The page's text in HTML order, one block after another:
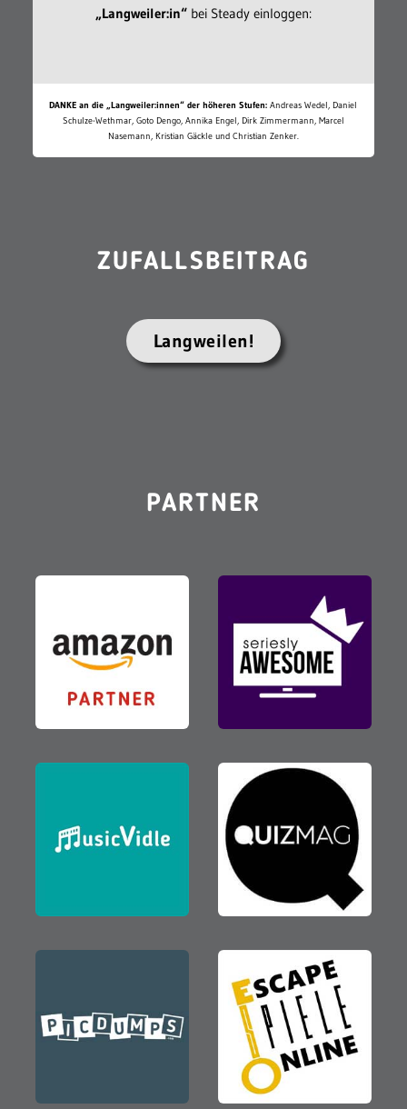
„Langweiler:in“bei Steady einloggen:
DANKE an die „Langweiler:innen“ der höheren Stufen: Andreas Wedel, Daniel
Schulze-Wethmar, Goto Dengo, Annika Engel, Dirk Zimmermann, Marcel
Nasemann, Kristian Gäckle und Christian Zenker.
ZUFALLSBEITRAG
Langweilen!
PARTNER